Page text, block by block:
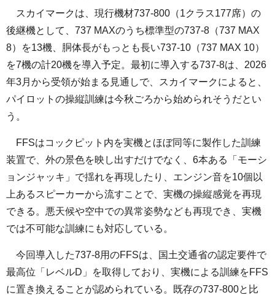
スカイマークは、現行機材737-800（1クラス177席）の
後継機として、737 MAXのうち標準型の737-8（737 MAX
8）を13機、胴体長がもっとも長い737-10（737 MAX 10）
を7機の計20機を導入予定。最初に導入する737-8は、2026
年3月から受領が始まる見通しで、スカイマークによると、
パイロットの操縦訓練は今秋ごろから始められそうだとい
う。
FFSはコックピット内を実機とほぼ同等に製作した訓練
装置で、外の景色を映し出すだけでなく、6本ある「モーシ
ョンジャッキ」で揺れを再現したり、エンジン音を10個以
上あるスピーカーから流すことで、実機の操縦感覚を再現
できる。悪天候や空中での異常姿勢なども再現でき、実機
では不可能な訓練にも対応している。
今回導入した737-8用のFFSは、国土交通省の認定要件で
最高位「レベルD」を取得しており、実機による訓練をFFS
に置き換えることが認められている。既存の737-800と比